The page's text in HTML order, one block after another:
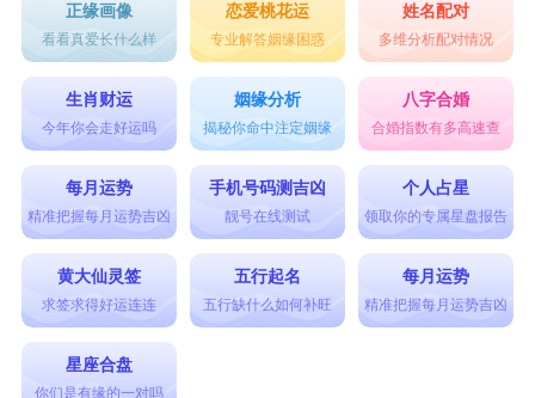
正缘画像
看看真爱长什么样
恋爱桃花运
专业解答姻缘困惑
姓名配对
多维分析配对情况
生肖财运
今年你会走好运吗
姻缘分析
揭秘你命中注定姻缘
八字合婚
合婚指数有多高速查
每月运势
精准把握每月运势吉凶
手机号码测吉凶
靓号在线测试
个人占星
领取你的专属星盘报告
黄大仙灵签
求签求得好运连连
五行起名
五行缺什么如何补旺
每月运势
精准把握每月运势吉凶
星座合盘
你们是有缘的一对吗